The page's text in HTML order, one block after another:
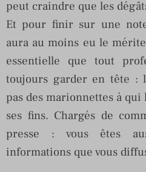
peut craindre que les
Et pour finir sur une
aura au moins eu le
essentielle que tout
toujours garder en tête :
pas des marionnettes à
ses fins. Chargés de
presse : vous êtes
informations que vous